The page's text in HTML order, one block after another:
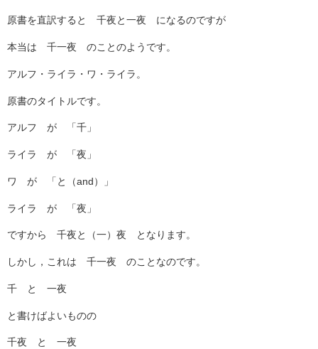
原書を直訳すると 千夜と一夜 になるのですが
本当は 千一夜 のことのようです。
アルフ・ライラ・ワ・ライラ。
原書のタイトルです。
アルフ が 「千」
ライラ が 「夜」
ワ が 「と（and）」
ライラ が 「夜」
ですから 千夜と（一）夜 となります。
しかし，これは 千一夜 のことなのです。
千 と 一夜
と書けばよいものの
千夜 と 一夜